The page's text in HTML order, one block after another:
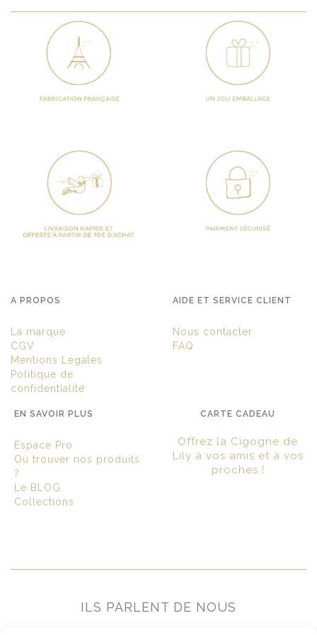
A PROPOS
La marque
CGV
Mentions Légales
Politique de
confidentialité
AIDE ET SERVICE CLIENT
Nous contacter
FAQ
EN SAVOIR PLUS
Espace Pro
Où trouver nos produits
?
Le BLOG
Collections
CARTE CADEAU
Offrez la Cigogne de
Lily à vos amis et à vos
proches !
ILS PARLENT DE NOUS